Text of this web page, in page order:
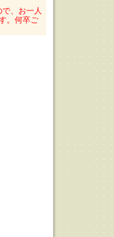
、お一人
。何卒ご